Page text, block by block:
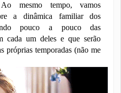
mesmo tempo, vamos
a dinâmica familiar dos
pouco a pouco das
cada um deles e que serão
próprias temporadas (não me